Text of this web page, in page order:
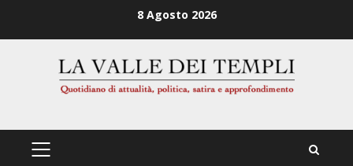
8 Agosto 2026
PRIMÄRES